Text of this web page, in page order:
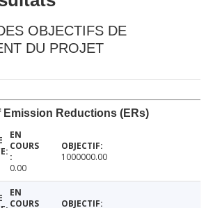
OBJECTIFS DE
DU PROJET
Reductions (ERs)
0.00
1000000.00